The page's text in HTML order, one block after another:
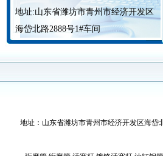
地址:山东省潍坊市青州市经济开发区
海岱北路2888号1#车间
地址：山东省潍坊市青州市经济开发区海岱